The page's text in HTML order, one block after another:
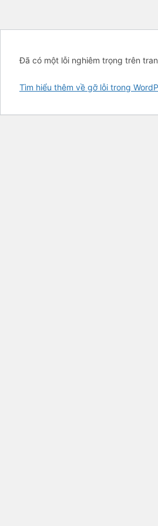
Đã có một lỗi nghiêm trọng trên
Tìm hiểu thêm về gỡ lỗi trong